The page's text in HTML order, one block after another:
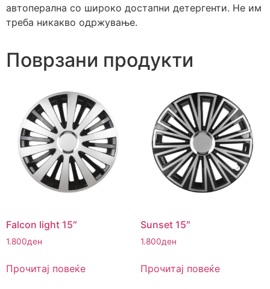
автоперална со широко достапни детергенти. Не им
треба никакво одржување.
Поврзани продукти
Falcon light 15″
1.800ден
Прочитај повеќе
Sunset 15″
1.800ден
Прочитај повеќе